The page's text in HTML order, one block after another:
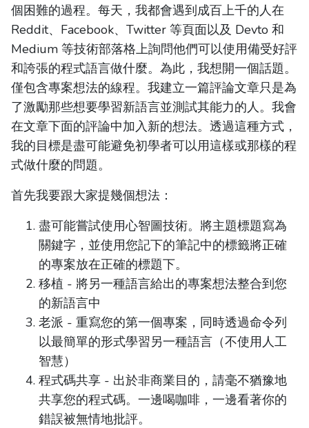
個困難的過程。每天，我都會遇到成百上千的人在
Reddit、Facebook、Twitter 等頁面以及 Devto 和
Medium 等技術部落格上詢問他們可以使用備受好評
和誇張的程式語言做什麼。為此，我想開一個話題。
僅包含專案想法的線程。我建立一篇評論文章只是為
了激勵那些想要學習新語言並測試其能力的人。我會
在文章下面的評論中加入新的想法。透過這種方式，
我的目標是盡可能避免初學者可以用這樣或那樣的程
式做什麼的問題。
首先我要跟大家提幾個想法：
盡可能嘗試使用心智圖技術。將主題標題寫為
關鍵字，並使用您記下的筆記中的標籤將正確
的專案放在正確的標題下。
移植 - 將另一種語言給出的專案想法整合到您
的新語言中
老派 - 重寫您的第一個專案，同時透過命令列
以最簡單的形式學習另一種語言（不使用人工
智慧）
程式碼共享 - 出於非商業目的，請毫不猶豫地
共享您的程式碼。一邊喝咖啡，一邊看著你的
錯誤被無情地批評。